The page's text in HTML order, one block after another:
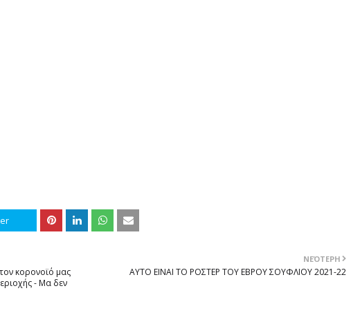
ΝΕΌΤΕΡΗ
ΑΥΤΟ ΕΙΝΑΙ ΤΟ ΡΟΣΤΕΡ ΤΟΥ ΕΒΡΟΥ ΣΟΥΦΛΙΟΥ 2021-22
κορονοϊό μας
- Μα δεν